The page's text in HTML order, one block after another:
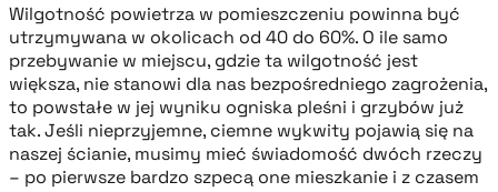
Wilgotność powietrza w pomieszczeniu powinna być
utrzymywana w okolicach od 40 do 60%. O ile samo
przebywanie w miejscu, gdzie ta wilgotność jest
większa, nie stanowi dla nas bezpośredniego zagrożenia,
to powstałe w jej wyniku ogniska pleśni i grzybów już
tak. Jeśli nieprzyjemne, ciemne wykwity pojawią się na
naszej ścianie, musimy mieć świadomość dwóch rzeczy
– po pierwsze bardzo szpecą one mieszkanie i z czasem